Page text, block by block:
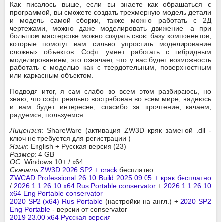
Как писалось выше, если вы знаете как обращаться с
программой, вы сможете создать трехмерную модель детали
и модель самой сборки, также можно работать с 2Д
чертежами, можно даже моделировать движение, а при
большом мастерстве можно создать свою базу компонентов,
которые помогут вам сильно упростить моделирование
сложных объектов. Софт умеет работать с гибридным
моделированием, это означает, что у вас будет возможность
работать с моделью как с твердотельным, поверхностным
или каркасным объектом.
Подводя итог, я сам слабо во всем этом разбираюсь, но
знаю, что софт реально востребован во всем мире, надеюсь
и вам будет интересен, спасибо за прочтение, качаем,
радуемся, пользуемся.
Лицензия: ShareWare (активация ZW3D кряк заменой .dll -
ключ не требуется для регистрации )
Язык: English + Русская версия (23)
Размер: 4 GB
ОС: Windows 10+ / x64
Скачать ZW3D 2026 SP2 + crack бесплатно
ZWCAD Professional 26.10 Build 2025.09.05 + кряк бесплатно
/ 2026 1.1 26.10 x64 Rus Portable conservator + 2026 1.1 26.10
x64 Eng Portable conservator
2020 SP2 (x64) Rus Portable(настройки на англ.) + 2020 SP2
Eng Portable - версии от conservator
2019 23.00 x64 Русская версия